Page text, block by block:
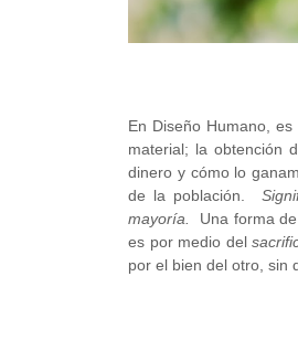
En Diseño Humano,
material; la obtención
dinero y cómo lo
de la población.
mayoría.
Una forma
es por medio del
por el bien del otro, sin